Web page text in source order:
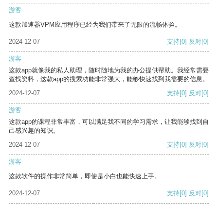
游客
这款加速器VPM应用程序已经为我们带来了无限的流畅体验。
2024-12-07 支持[0] 反对[0]
游客
这款app就像我的私人助理，随时随地为我的办公提供帮助。我经常需要
查找资料，这款app的搜索功能非常强大，能够快速找到我需要的信息。
2024-12-07
支持[0] 反对[0]
游客
这款app的课程非常丰富，可以满足我不同的学习需求，让我能够找到自
己感兴趣的知识。
2024-12-07
支持[0] 反对[0]
游客
这款软件的操作非常简单，即使是小白也能快速上手。
2024-12-07 支持[0] 反对[0]